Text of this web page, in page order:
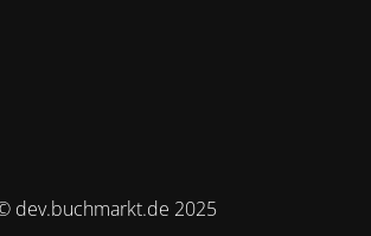
dev.buchmarkt.de 2025